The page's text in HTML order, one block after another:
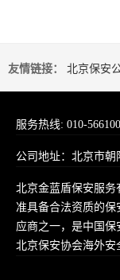
友情链接： 北京保安
服务热线: 010-
公司地址：北京市朝
北京金蓝盾保安服务
准具备合法资质的
应商之一，是中国保
北京保安协会海外安